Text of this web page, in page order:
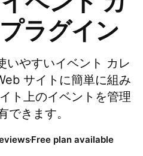
ラグイン
いやすいイベント カレ
サイトに簡単に組み
ト上のイベントを管理
できます。
Free plan available